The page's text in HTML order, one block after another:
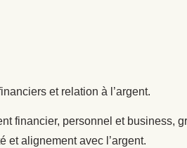
et relation à l’argent.
financier, personnel et
et alignement avec l’argent.